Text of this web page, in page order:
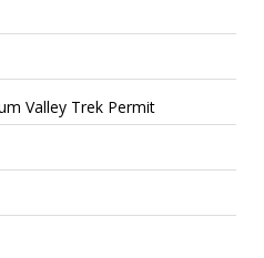
Valley Trek Permit